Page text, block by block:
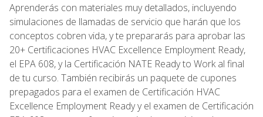
Aprenderás con materiales muy detallados, incluyendo
simulaciones de llamadas de servicio que harán que los
conceptos cobren vida, y te prepararás para aprobar las
20+ Certificaciones HVAC Excellence Employment Ready,
el EPA 608, y la Certificación NATE Ready to Work al final
de tu curso. También recibirás un paquete de cupones
prepagados para el examen de Certificación HVAC
Excellence Employment Ready y el examen de Certificación